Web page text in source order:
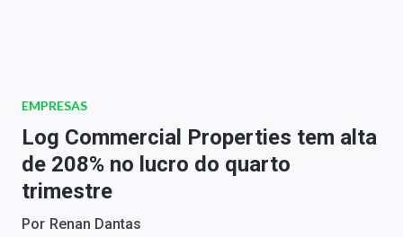
Newsletters
Money Trader
Anuncie
EMPRESAS
Log Commercial Properties tem alta
de 208% no lucro do quarto
trimestre
Por Renan Dantas